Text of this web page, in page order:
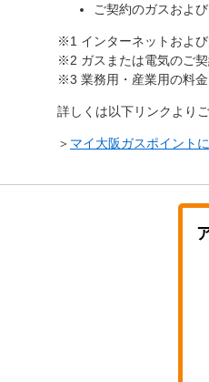
ご契約のガスおよ
※1 インターネットおよび
※2 ガスまたは電気のご契
※3 業務用・産業用の料金
詳しくは以下リンクより
＞ マイ大阪ガスポイント